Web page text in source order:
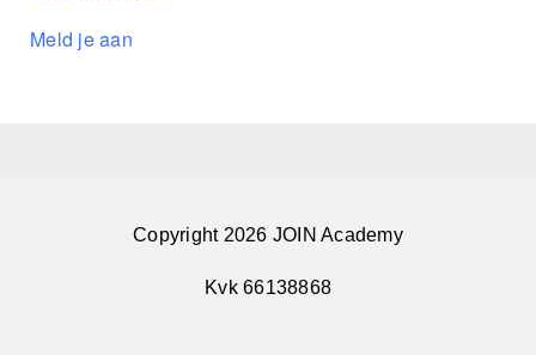
Meld je aan
Copyright 2026 JOIN Academy
Kvk 66138868